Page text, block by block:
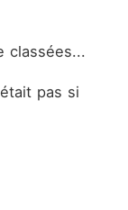
classées...
pas si